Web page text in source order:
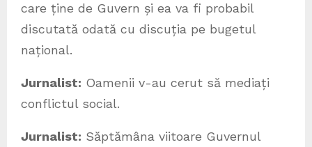
care ține de Guvern și ea va fi probabil
discutată odată cu discuția pe bugetul
național.
Jurnalist: Oamenii v-au cerut să mediați
conflictul social.
Jurnalist: Săptămâna viitoare Guvernul